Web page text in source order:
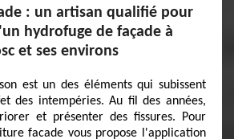
: un artisan qualifié pour
hydrofuge de façade à
et ses environs
est un des éléments qui subissent
des intempéries. Au fil des années,
et présenter des fissures. Pour
facade vous propose l'application